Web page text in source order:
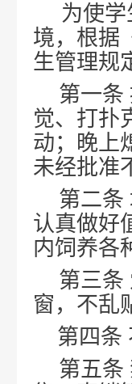
为使
境，根据
生管理规
第一条
觉、打扑
动；晚上
未经批准
第二条
认真做好
内饲养各
第三条
窗，不乱
第四条
第五条